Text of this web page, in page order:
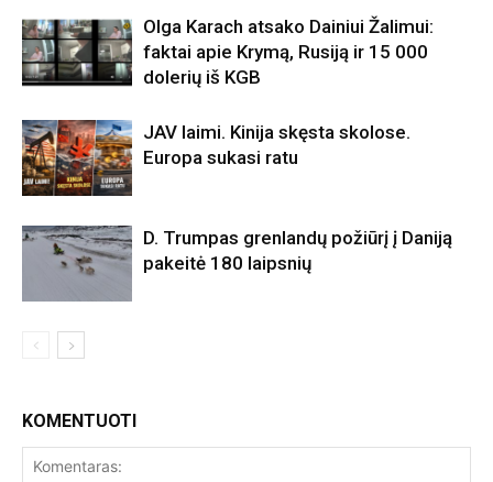
Olga Karach atsako Dainiui Žalimui:
faktai apie Krymą, Rusiją ir 15 000
dolerių iš KGB
JAV laimi. Kinija skęsta skolose.
Europa sukasi ratu
D. Trumpas grenlandų požiūrį į Daniją
pakeitė 180 laipsnių
KOMENTUOTI